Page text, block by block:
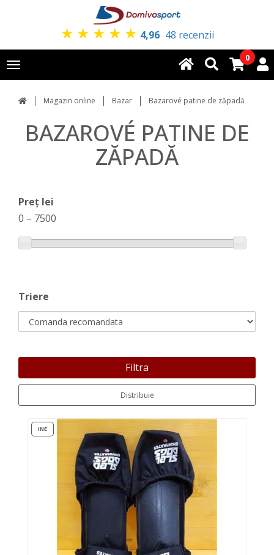
★ ★ ★ ★ ★ 4,96 48 recenzii
Toggle
navigation
0
Magazin online Bazar Bazarové patine de zăpadă
BAZAROVÉ PATINE DE
ZĂPADĂ
Preț lei
0 – 7500
Triere
Filtra
Distribuie
INE